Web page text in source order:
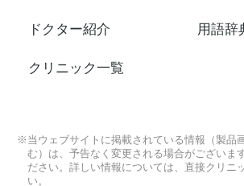
ドクター紹介
クリニック一覧
用語辞
※当ウェブサイトに掲載されている情報（製品
む）は、予告なく変更される場合がございま
ださい。詳しい情報については、直接クリニ
い。